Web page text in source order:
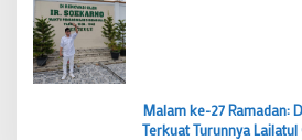
Malam ke-27 Ramadan:
Terkuat Turunnya